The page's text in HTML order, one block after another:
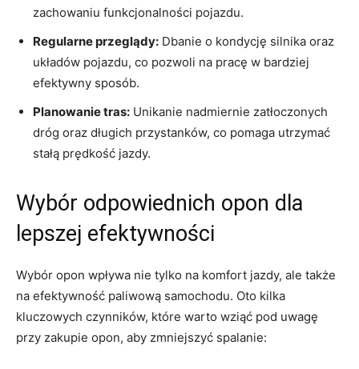
zachowaniu funkcjonalności pojazdu.
Regularne przeglądy: Dbanie o ⁣kondycję silnika⁢ oraz
układów pojazdu, co pozwoli na pracę w bardziej
⁤efektywny sposób.
Planowanie tras: Unikanie nadmiernie zatłoczonych
dróg oraz długich⁤ przystanków, co pomaga utrzymać
stałą‌ prędkość jazdy.
Wybór odpowiednich opon dla
‌lepszej efektywności
Wybór opon wpływa nie tylko na komfort jazdy, ale⁣ także
na ‌efektywność paliwową samochodu.⁤ Oto kilka
kluczowych ​czynników, które ‌warto ⁢wziąć⁤ pod​ uwagę
przy zakupie opon, aby‍ zmniejszyć⁢ spalanie: